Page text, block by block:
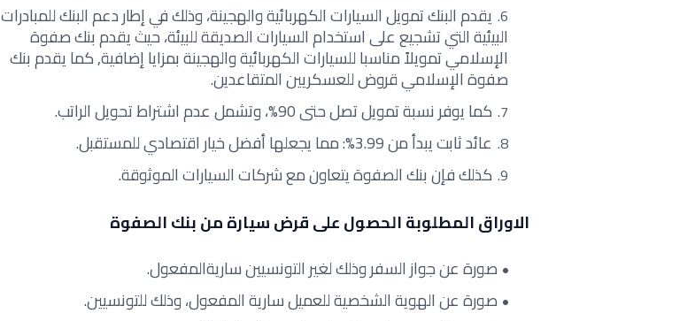
يقدم البنك تمويل السيارات الكهربائية والهجينة، وذلكفي إطار دعم البنك للمبادرات
البيئية التي تشجيع على استخدام السيارات الصديقة للبيئة، حيث يقدم بنك صفوة
الإسلامي تمويلاً مناسبا للسيارات الكهربائية والهجينة بمزايا إضافية, كما يقدم بنك
صفوة الإسلامي قروض للعسكريين المتقاعدين.
كما يوفر نسبة تمويل تصل حتى 90%، وتشمل عدم اشتراط تحويل الراتب.
عائد ثابت يبدأ من 3.99%: مما يجعلها أفضل خيار اقتصادي للمستقبل.
كذلك فإن بنك الصفوة يتعاون مع شركات السيارات الموثوقة.
الاوراق المطلوبة الحصول على قرض سيارة من بنك الصفوة
صورة عن جواز السفر وذلك لغير التونسيين ساريةالمفعول.
صورة عن الهوية الشخصية للعميل سارية المفعول، وذلك للتونسيين.